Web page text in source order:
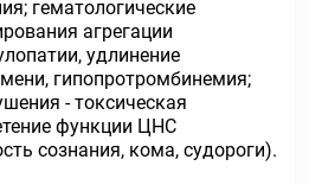
гематологические
агрегации
удлинение
гипопротромбинемия;
- токсическая
функции ЦНС
сознания, кома, судороги).